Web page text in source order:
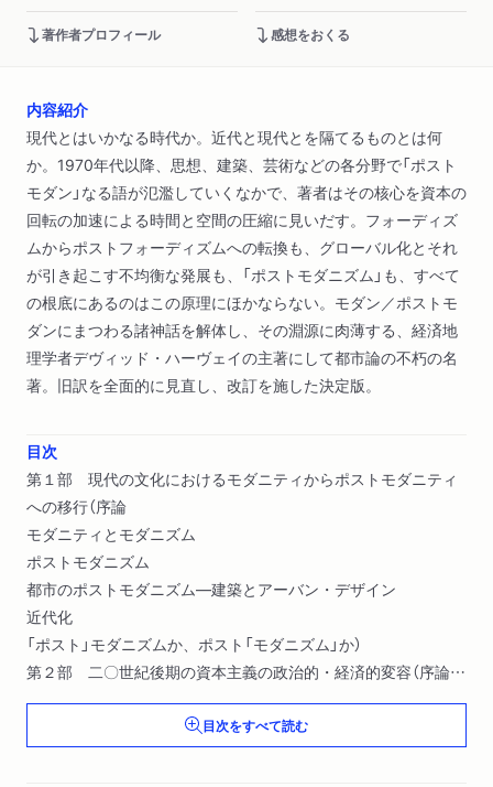
著作者プロフィール 感想をおくる
内容紹介
現代とはいかなる時代か。近代と現代とを隔てるものとは何
か。1970年代以降、思想、建築、芸術などの各分野で「ポスト
モダン」なる語が氾濫していくなかで、著者はその核心を資本の
回転の加速による時間と空間の圧縮に見いだす。フォーディズ
ムからポストフォーディズムへの転換も、グローバル化とそれ
が引き起こす不均衡な発展も、「ポストモダニズム」も、すべて
の根底にあるのはこの原理にほかならない。モダン／ポストモ
ダンにまつわる諸神話を解体し、その淵源に肉薄する、経済地
理学者デヴィッド・ハーヴェイの主著にして都市論の不朽の名
著。旧訳を全面的に見直し、改訂を施した決定版。
目次
第１部 現代の文化におけるモダニティからポストモダニティ
への移行（序論
モダニティとモダニズム
ポストモダニズム
都市のポストモダニズム―建築とアーバン・デザイン
近代化
「ポスト」モダニズムか、ポスト「モダニズム」か）
第２部 二〇世紀後期の資本主義の政治的・経済的変容（序論
フォーディズム
フォーディズムからフレキシブルな蓄積へ
移行の理論家
目次をすべて読む